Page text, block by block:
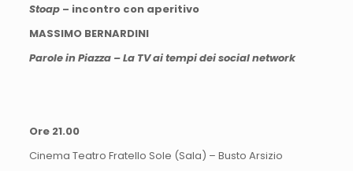
Stoap– incontro con aperitivo
MASSIMO BERNARDINI
Parole in Piazza – La TV ai tempi dei social network
Ore 21.00
Cinema Teatro Fratello Sole (Sala) – Busto Arsizio